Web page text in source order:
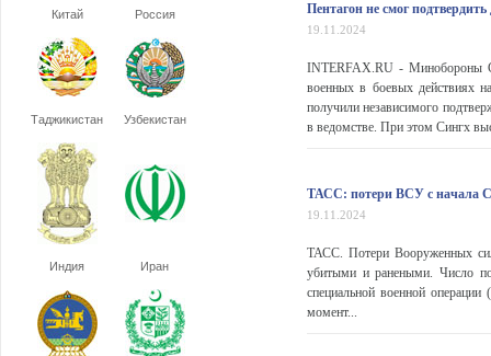
Китай Россия
Таджикистан Узбекистан
Индия Иран
Пентагон не смог
19.11.2024
INTERFAX.RU - Минобороны
военных в боевых действиях
получили независимого
в ведомстве. При этом Сингх
ТАСС: потери ВСУ с начала
19.11.2024
ТАСС. Потери Вооруженных
убитыми и ранеными. Число
специальной военной
момент...